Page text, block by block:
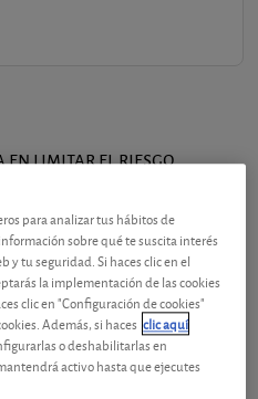
en limitar el riesgo
para analizar tus hábitos de
sobre qué te suscita interés
tu seguridad. Si haces clic en el
la implementación de las cookies
clic en "Configuración de cookies"
Además, si haces clic aquí
o deshabilitarlas en
activo hasta que ejecutes